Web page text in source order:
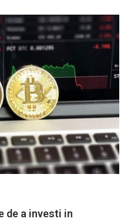
de a investi in